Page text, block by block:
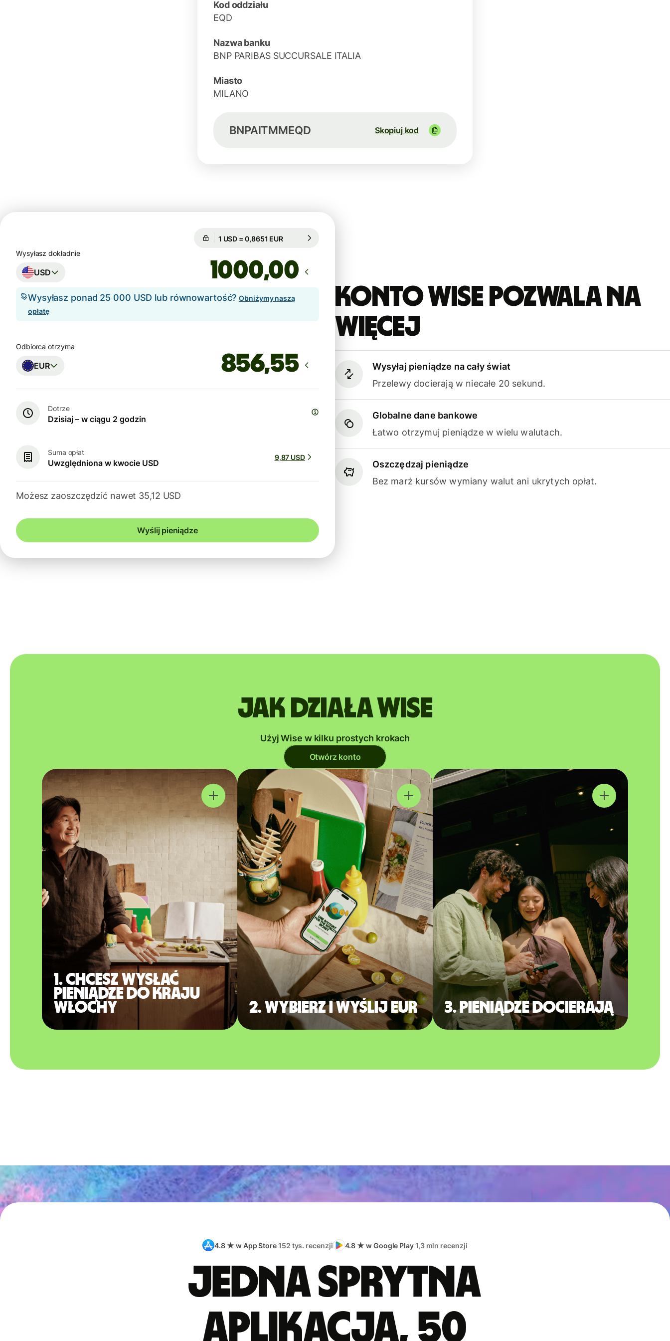
Kod oddziału
EQD
Nazwa banku
BNP PARIBAS SUCCURSALE ITALIA
Miasto
MILANO
BNPAITMMEQD Skopiuj kod
Konto Wise pozwala na
więcej
Wysyłaj pieniądze na cały świat
Przelewy docierają w niecałe 20 sekund.
Globalne dane bankowe
Łatwo otrzymuj pieniądze w wielu walutach.
Oszczędzaj pieniądze
Bez marż kursów wymiany walut ani ukrytych opłat.
Gwarantowany przez 8h
Wysyłasz dokładnie
USD ,00
Wysyłasz ponad 25 000 USD lub równowartość?Obniżymy naszą
opłatę
Odbiorca otrzyma
EUR
Dotrze
Dzisiaj – w ciągu 2 godzin
Suma opłat
Uwzględniona w kwocie USD
9,87 USD
Możesz zaoszczędzić nawet 35,12 USD
Wyślij pieniądze
Jak działa Wise
Użyj Wise w kilku prostych krokach
Otwórz konto
1. Chcesz wysłać
pieniądze do kraju
Włochy
2. Wybierz i wyślij EUR 3. Pieniądze docierają
4.8 ★ w App Store152 tys. recenzji 4.8 ★ w Google Play1,3 mln recenzji
Jedna sprytna
aplikacja, 50